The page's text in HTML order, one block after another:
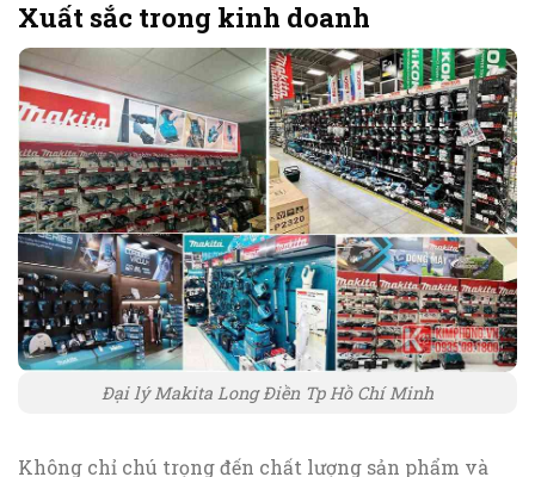
Xuất sắc trong kinh doanh
Đại lý Makita Long Điền Tp Hồ Chí Minh
Không chỉ chú trọng đến chất lượng sản phẩm và